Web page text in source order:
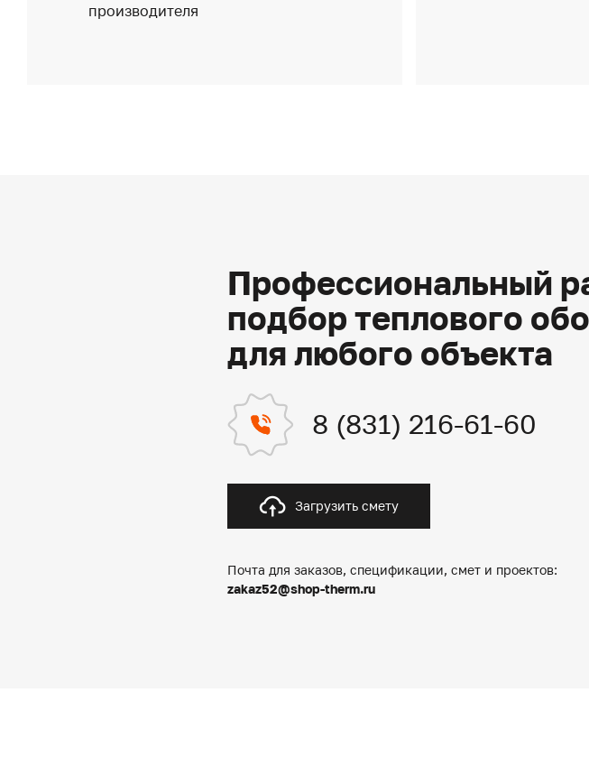
производителя
Профессиональный
подбор теплового
для любого объекта
8 (831) 216-61-60
Загрузить смету
Почта для заказов, спецификации, смет и проектов:
zakaz52@shop-therm.ru